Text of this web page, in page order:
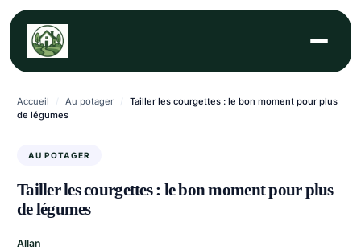
Aller
contenu
Accueil / Au potager /
Tailler les courgettes : le bon moment pour plus
de légumes
AU POTAGER
Tailler les courgettes : le bon moment pour plus
de légumes
Allan